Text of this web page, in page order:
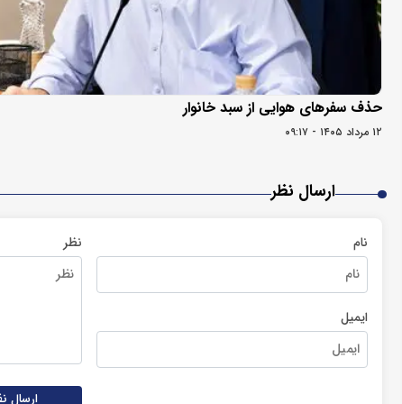
حذف سفرهای هوایی از سبد خانوار
۱۲ مرداد ۱۴۰۵ - ۰۹:۱۷
ارسال نظر
نام
ایمیل
نظر
ارسال